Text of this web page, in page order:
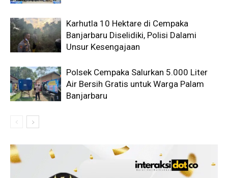
Karhutla 10 Hektare di Cempaka
Banjarbaru Diselidiki, Polisi Dalami
Unsur Kesengajaan
Polsek Cempaka Salurkan 5.000 Liter
Air Bersih Gratis untuk Warga Palam
Banjarbaru